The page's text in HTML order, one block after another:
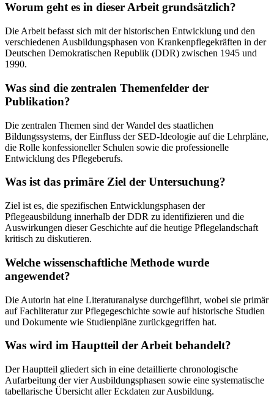
Worum geht es in dieser Arbeit grundsätzlich?
Die Arbeit befasst sich mit der historischen Entwicklung und den
verschiedenen Ausbildungsphasen von Krankenpflegekräften in der
Deutschen Demokratischen Republik (DDR) zwischen 1945 und
1990.
Was sind die zentralen Themenfelder der
Publikation?
Die zentralen Themen sind der Wandel des staatlichen
Bildungssystems, der Einfluss der SED-Ideologie auf die Lehrpläne,
die Rolle konfessioneller Schulen sowie die professionelle
Entwicklung des Pflegeberufs.
Was ist das primäre Ziel der Untersuchung?
Ziel ist es, die spezifischen Entwicklungsphasen der
Pflegeausbildung innerhalb der DDR zu identifizieren und die
Auswirkungen dieser Geschichte auf die heutige Pflegelandschaft
kritisch zu diskutieren.
Welche wissenschaftliche Methode wurde
angewendet?
Die Autorin hat eine Literaturanalyse durchgeführt, wobei sie primär
auf Fachliteratur zur Pflegegeschichte sowie auf historische Studien
und Dokumente wie Studienpläne zurückgegriffen hat.
Was wird im Hauptteil der Arbeit behandelt?
Der Hauptteil gliedert sich in eine detaillierte chronologische
Aufarbeitung der vier Ausbildungsphasen sowie eine systematische
tabellarische Übersicht aller Eckdaten zur Ausbildung.